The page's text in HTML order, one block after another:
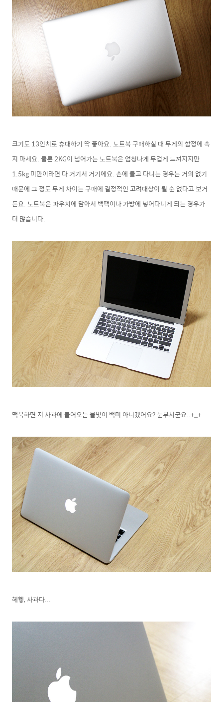
크기도 13인치로 휴대하기 딱 좋아요. 노트북 구매하실 때 무게의 함정에 속
지 마세요. 물론 2KG이 넘어가는 노트북은 엄청나게 무겁게 느껴지지만
1.5kg 미만이라면 다 거기서 거기에요. 손에 들고 다니는 경우는 거의 없기
때문에 그 정도 무게 차이는 구매에 결정적인 고려대상이 될 순 없다고 보거
든요. 노트북은 파우치에 담아서 백팩이나 가방에 넣어다니게 되는 경우가
더 많습니다.
맥북하면 저 사과에 들어오는 불빛이 백미 아니겠어요? 눈부시군요..+_+
헤헿, 사과다...